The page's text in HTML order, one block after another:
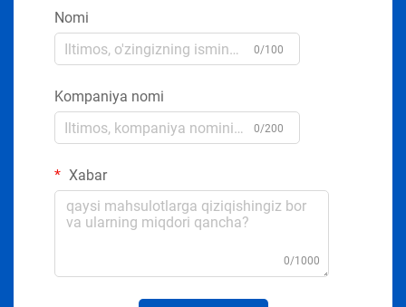
Nomi
0/100
Kompaniya nomi
0/200
Xabar
0/1000